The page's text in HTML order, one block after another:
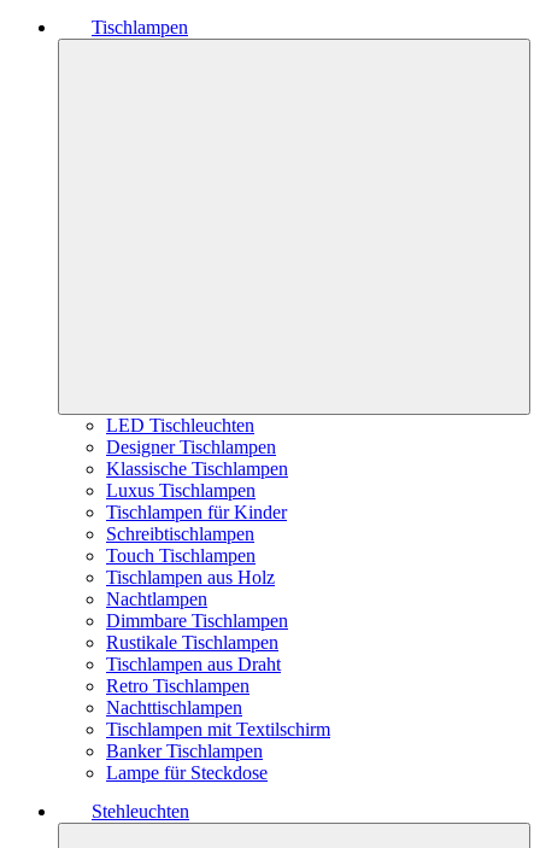
Tischlampen
LED Tischleuchten
Designer Tischlampen
Klassische Tischlampen
Luxus Tischlampen
Tischlampen für Kinder
Schreibtischlampen
Touch Tischlampen
Tischlampen aus Holz
Nachtlampen
Dimmbare Tischlampen
Rustikale Tischlampen
Tischlampen aus Draht
Retro Tischlampen
Nachttischlampen
Tischlampen mit Textilschirm
Banker Tischlampen
Lampe für Steckdose
Stehleuchten